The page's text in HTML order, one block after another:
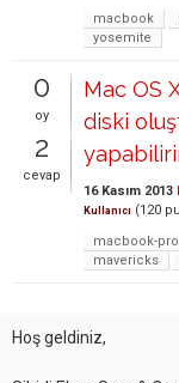
macbook
yosemite
0
oy
2
cevap
Mac OS
diski
16 Kasım 2013
Kullanıcı (120
macbook-pro
mavericks
Hoş geldiniz,